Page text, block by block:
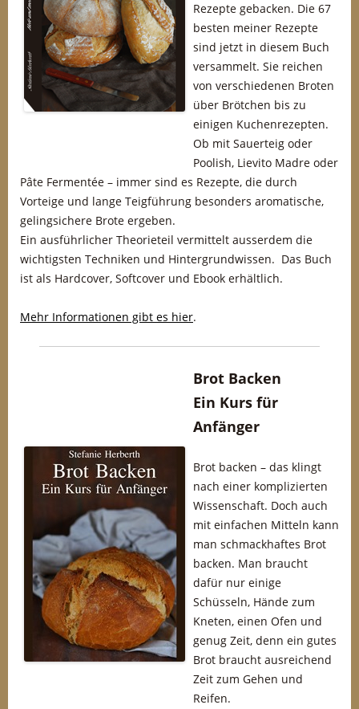
Rezepte gebacken. Die 67
besten meiner Rezepte
sind jetzt in diesem Buch
versammelt. Sie reichen
von verschiedenen Broten
über Brötchen bis zu
einigen Kuchenrezepten.
Ob mit Sauerteig oder
Poolish, Lievito Madre oder
Pâte Fermentée – immer sind es Rezepte, die durch
Vorteige und lange Teigführung besonders aromatische,
gelingsichere Brote ergeben.
Ein ausführlicher Theorieteil vermittelt ausserdem die
wichtigsten Techniken und Hintergrundwissen. Das Buch
ist als Hardcover, Softcover und Ebook erhältlich.
Mehr Informationen gibt es hier.
Brot Backen
Ein Kurs für
Anfänger
Brot backen – das klingt
nach einer komplizierten
Wissenschaft. Doch auch
mit einfachen Mitteln kann
man schmackhaftes Brot
backen. Man braucht
dafür nur einige
Schüsseln, Hände zum
Kneten, einen Ofen und
genug Zeit, denn ein gutes
Brot braucht ausreichend
Zeit zum Gehen und
Reifen.